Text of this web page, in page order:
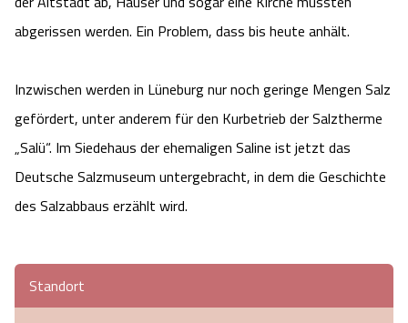
abgerissen werden. Ein Problem, dass bis heute anhält.
Inzwischen werden in Lüneburg nur noch geringe Mengen Salz
gefördert, unter anderem für den Kurbetrieb der Salztherme
„Salü“. Im Siedehaus der ehemaligen Saline ist jetzt das
Deutsche Salzmuseum untergebracht, in dem die Geschichte
des Salzabbaus erzählt wird.
Standort